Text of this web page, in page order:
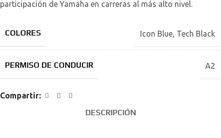
participación de Yamaha en carreras al más alto nivel.
COLORES Icon Blue Tech Black
PERMISO DE CONDUCIR A2
Compartir:
DESCRIPCIÓN